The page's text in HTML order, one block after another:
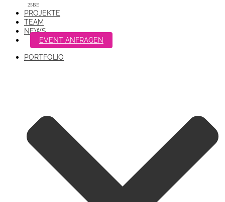
PROJEKTE
TEAM
NEWS
EVENT ANFRAGEN
PORTFOLIO